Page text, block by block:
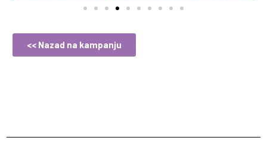
<< Nazad na kampanju